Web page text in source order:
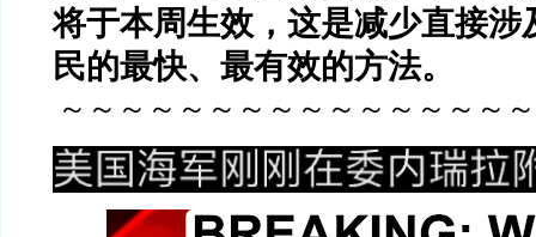
将于本周生效，这是减少直接涉
民的最快、最有效的方法。
～～～～～～～～～～～～～～～